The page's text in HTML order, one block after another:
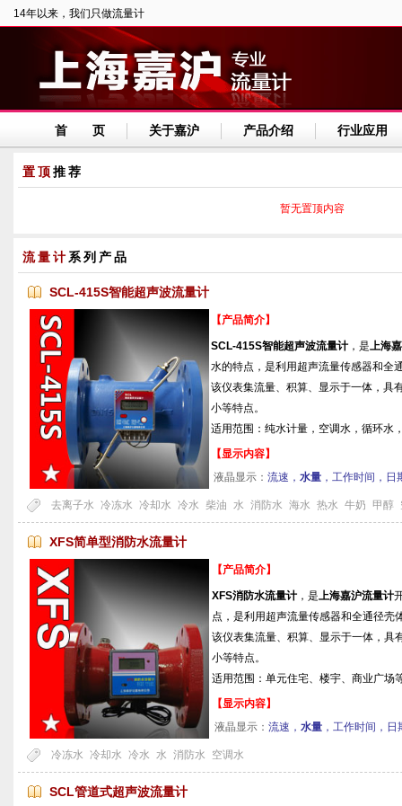
14年以来，我们只做流量计
首 页 关于嘉沪 产品介绍 行业应用
置顶推荐
暂无置顶内容
流量计 系列产品
SCL-415S智能超声波流量计
【产品简介】
SCL-415S智能超声波流量计 ，是上海
水的特点，是利用超声流量传感器和全
该仪表集流量、积算、显示于一体，具
小等特点。
适用范围：纯水计量，空调水，循环水
【显示内容】
液晶显示： 流速， 水量 ，工作时间，日
去离子水 冷冻水 冷却水 冷水 柴油 水 消防水 海水 热水 牛奶 甲醇
XFS简单型消防水流量计
【产品简介】
XFS消防水流量计 ，是上海嘉沪流量计
点，是利用超声流量传感器和全通径壳
该仪表集流量、积算、显示于一体，具
小等特点。
适用范围：单元住宅、楼宇、商业广场
【显示内容】
液晶显示： 流速， 水量 ，工作时间，日
冷冻水 冷却水 冷水 水 消防水 空调水
SCL管道式超声波流量计